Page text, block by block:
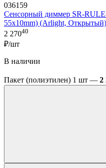
036159
Сенсорный диммер SR-
55x10mm) (Arlight, Открытый)
2 27040
₽/шт
В наличии
Пакет (полиэтилен) 1 шт — 2